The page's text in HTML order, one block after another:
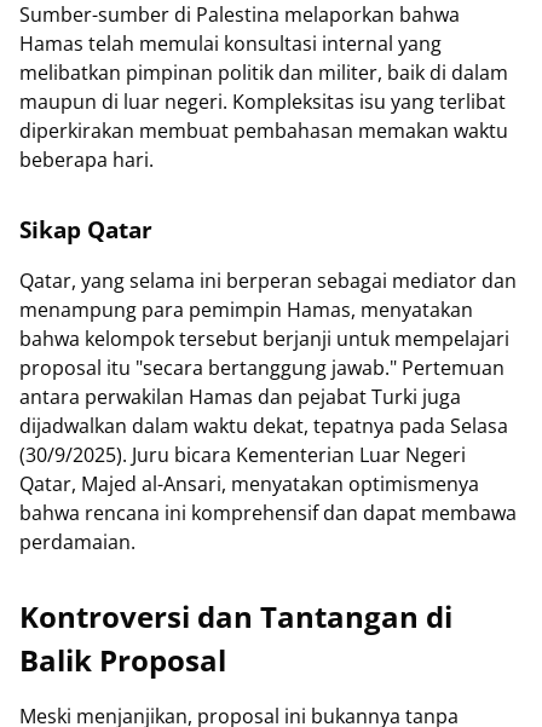
Sumber-sumber di Palestina melaporkan bahwa
Hamas telah memulai konsultasi internal yang
melibatkan pimpinan politik dan militer, baik di dalam
maupun di luar negeri. Kompleksitas isu yang terlibat
diperkirakan membuat pembahasan memakan waktu
beberapa hari.
Sikap Qatar
Qatar, yang selama ini berperan sebagai mediator dan
menampung para pemimpin Hamas, menyatakan
bahwa kelompok tersebut berjanji untuk mempelajari
proposal itu "secara bertanggung jawab." Pertemuan
antara perwakilan Hamas dan pejabat Turki juga
dijadwalkan dalam waktu dekat, tepatnya pada Selasa
(30/9/2025). Juru bicara Kementerian Luar Negeri
Qatar, Majed al-Ansari, menyatakan optimismenya
bahwa rencana ini komprehensif dan dapat membawa
perdamaian.
Kontroversi dan Tantangan di
Balik Proposal
Meski menjanjikan, proposal ini bukannya tanpa